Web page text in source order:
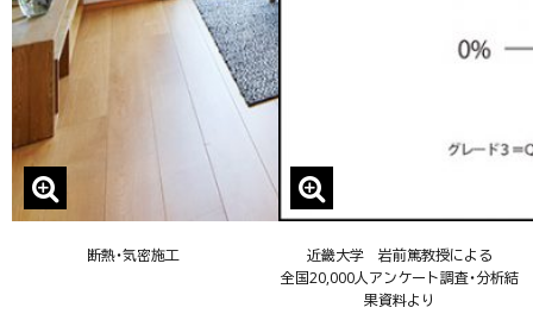
断熱・気密施工
近畿大学 岩前篤教授による
全国20,000人アンケート調査・分析結
果資料より